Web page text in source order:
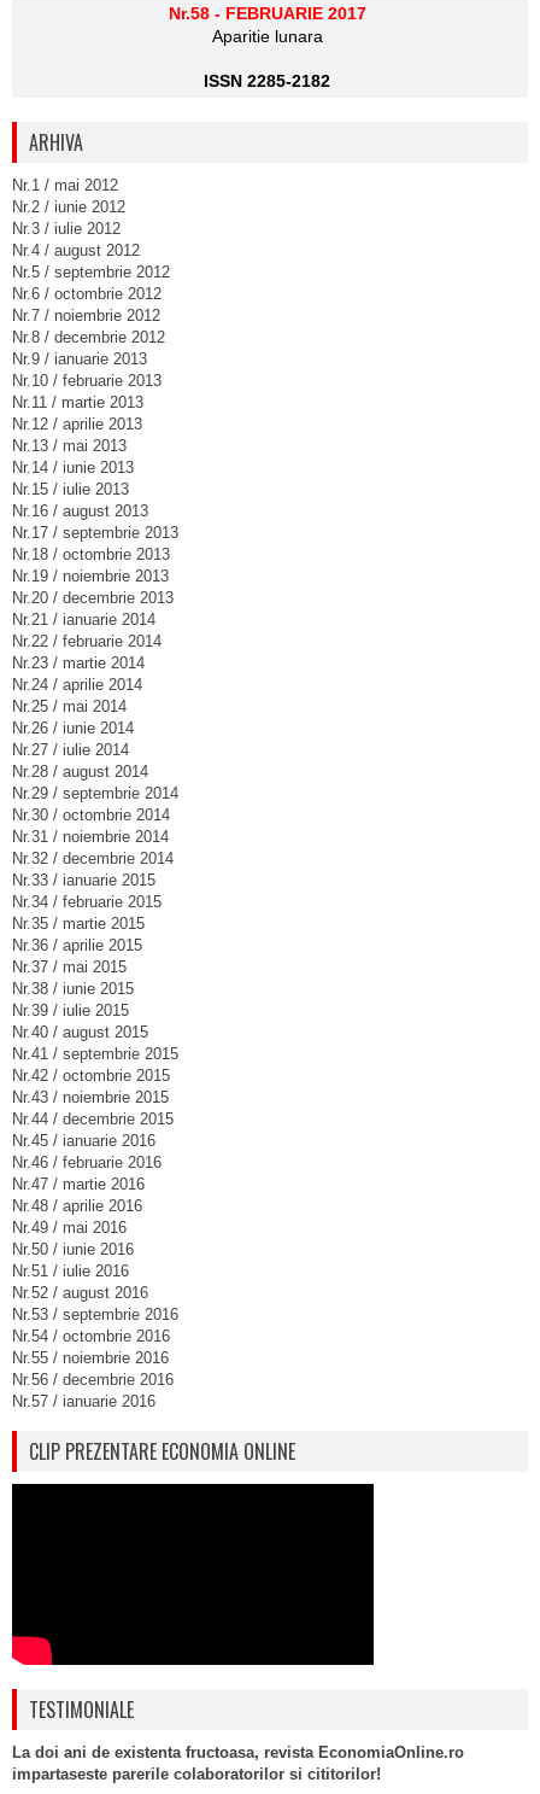
Nr.58 - FEBRUARIE 2017
Aparitie lunara
ISSN 2285-2182
ARHIVA
Nr.1 / mai 2012
Nr.2 / iunie 2012
Nr.3 / iulie 2012
Nr.4 / august 2012
Nr.5 / septembrie 2012
Nr.6 / octombrie 2012
Nr.7 / noiembrie 2012
Nr.8 / decembrie 2012
Nr.9 / ianuarie 2013
Nr.10 / februarie 2013
Nr.11 / martie 2013
Nr.12 / aprilie 2013
Nr.13 / mai 2013
Nr.14 / iunie 2013
Nr.15 / iulie 2013
Nr.16 / august 2013
Nr.17 / septembrie 2013
Nr.18 / octombrie 2013
Nr.19 / noiembrie 2013
Nr.20 / decembrie 2013
Nr.21 / ianuarie 2014
Nr.22 / februarie 2014
Nr.23 / martie 2014
Nr.24 / aprilie 2014
Nr.25 / mai 2014
Nr.26 / iunie 2014
Nr.27 / iulie 2014
Nr.28 / august 2014
Nr.29 / septembrie 2014
Nr.30 / octombrie 2014
Nr.31 / noiembrie 2014
Nr.32 / decembrie 2014
Nr.33 / ianuarie 2015
Nr.34 / februarie 2015
Nr.35 / martie 2015
Nr.36 / aprilie 2015
Nr.37 / mai 2015
Nr.38 / iunie 2015
Nr.39 / iulie 2015
Nr.40 / august 2015
Nr.41 / septembrie 2015
Nr.42 / octombrie 2015
Nr.43 / noiembrie 2015
Nr.44 / decembrie 2015
Nr.45 / ianuarie 2016
Nr.46 / februarie 2016
Nr.47 / martie 2016
Nr.48 / aprilie 2016
Nr.49 / mai 2016
Nr.50 / iunie 2016
Nr.51 / iulie 2016
Nr.52 / august 2016
Nr.53 / septembrie 2016
Nr.54 / octombrie 2016
Nr.55 / noiembrie 2016
Nr.56 / decembrie 2016
Nr.57 / ianuarie 2016
CLIP PREZENTARE ECONOMIA ONLINE
TESTIMONIALE
La doi ani de existenta fructoasa, revista EconomiaOnline.ro
impartaseste parerile colaboratorilor si cititorilor!